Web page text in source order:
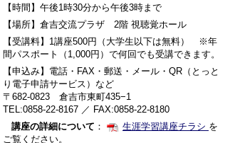
【時間】午後1時30分から午後3時まで
【場所】倉吉交流プラザ 2階 視聴覚ホール
【受講料】1講座500円（大学生以下は無料） ※年
間パスポート（1,000円）で何回でも受講できます。
【申込み】電話・FAX・郵送・メール・QR（とっと
り電子申請サービス）など
〒682-0823 倉吉市東町435−1
TEL:0858-22-8167 ／ FAX:0858-22-8180
講座の詳細について ： 生涯学習講座チラシ を
ご覧ください。